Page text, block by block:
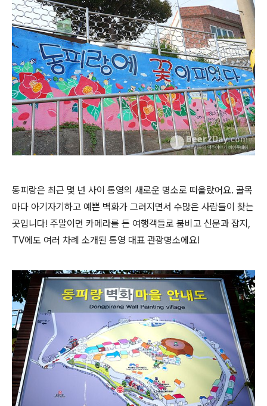
동피랑은 최근 몇 년 사이 통영의 새로운 명소로 떠올랐어요. 골목
마다 아기자기하고 예쁜 벽화가 그려지면서 수많은 사람들이 찾는
곳입니다! 주말이면 카메라를 든 여행객들로 붐비고 신문과 잡지,
TV에도 여러 차례 소개된 통영 대표 관광명소에요!